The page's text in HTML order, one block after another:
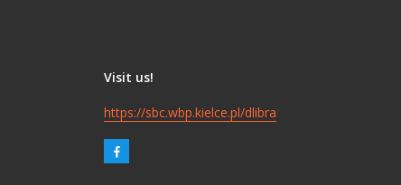
Visit us!
https://sbc.wbp.kielce.pl/dlibra